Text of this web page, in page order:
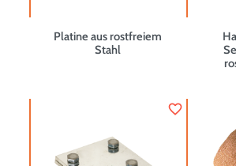
Platine aus rostfreiem
Stahl
favorite_border